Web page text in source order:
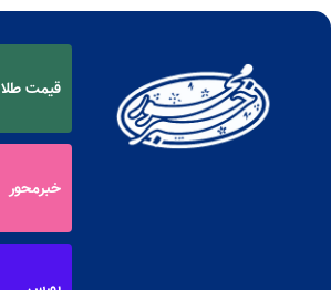
قیمت طلا
خبرمحور